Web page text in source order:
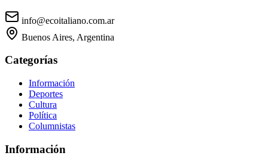
info@ecoitaliano.com.ar
Buenos Aires, Argentina
Categorías
Información
Deportes
Cultura
Política
Columnistas
Información